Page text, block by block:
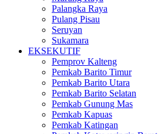
Palangka Raya
Pulang Pisau
Seruyan
Sukamara
EKSEKUTIF
Pemprov Kalteng
Pemkab Barito Timur
Pemkab Barito Utara
Pemkab Barito Selatan
Pemkab Gunung Mas
Pemkab Kapuas
Pemkab Katingan